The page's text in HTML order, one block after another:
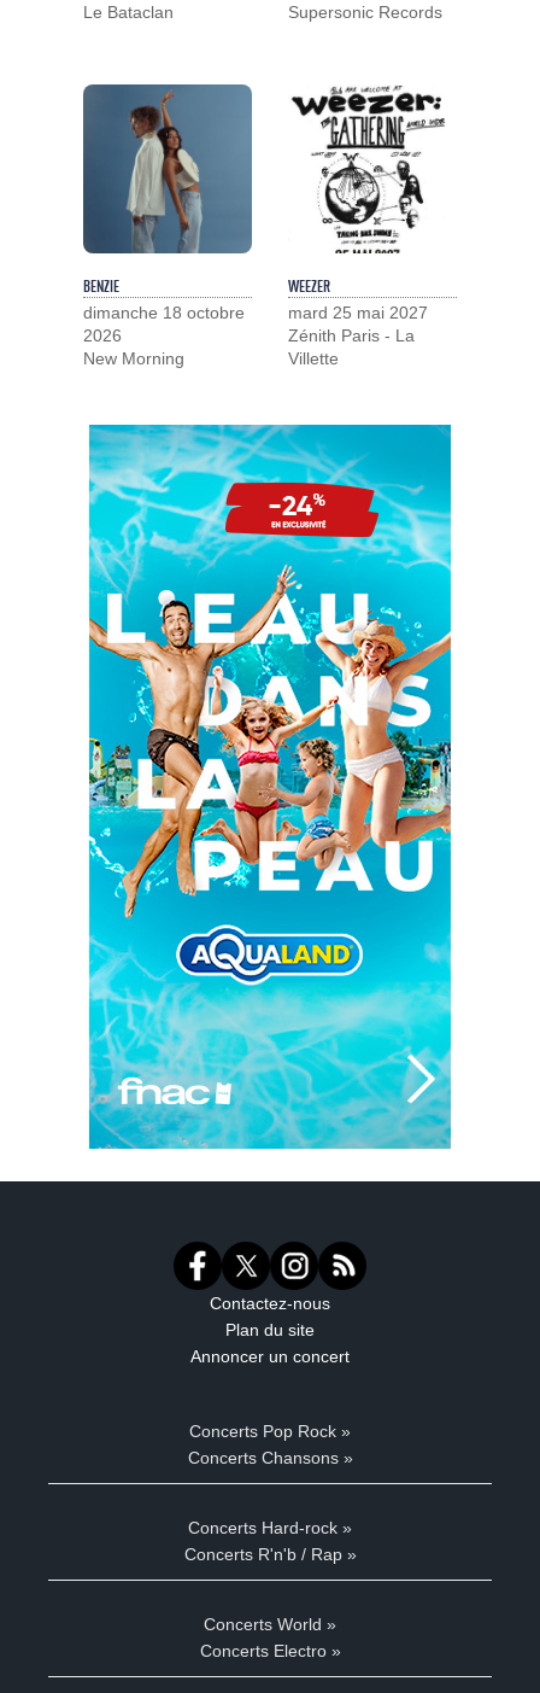
Le Bataclan
Supersonic Records
BENZIE
dimanche 18 octobre
2026
New Morning
WEEZER
mard 25 mai 2027
Zénith Paris - La
Villette
Contactez-nous
Plan du site
Annoncer un concert
Concerts Pop Rock »
Concerts Chansons »
Concerts Hard-rock »
Concerts R'n'b / Rap »
Concerts World »
Concerts Electro »